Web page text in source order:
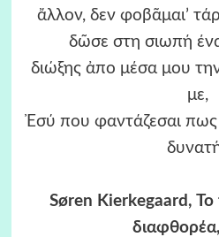
ἄλλον, δεν φοβᾶμαι’
δῶσε στη σιωπή
διώξης ἀπο μέσα μου
με,
Ἐσύ που φαντάζεσαι πως
Søren Kierkegaard, Το